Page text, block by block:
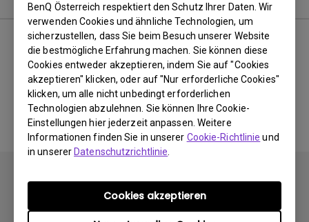
BenQ Österreich respektiert den Schutz Ihrer Daten. Wir
verwenden Cookies und ähnliche Technologien, um
sicherzustellen, dass Sie beim Besuch unserer Website
die bestmögliche Erfahrung machen. Sie können diese
Cookies entweder akzeptieren, indem Sie auf "Cookies
akzeptieren" klicken, oder auf "Nur erforderliche Cookies"
klicken, um alle nicht unbedingt erforderlichen
Technologien abzulehnen. Sie können Ihre Cookie-
Einstellungen hier jederzeit anpassen. Weitere
Informationen finden Sie in unserer Cookie-Richtlinie und
in unsererDatenschutzrichtlinie
Cookies akzeptieren
Keine zugehörigen Software
&amp; Treiber